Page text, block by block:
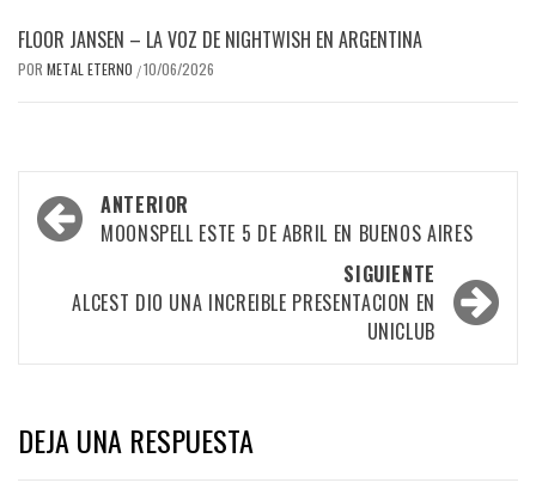
FLOOR JANSEN – LA VOZ DE NIGHTWISH EN ARGENTINA
POR METAL ETERNO /10/06/2026
Navegación
por
entradas
ANTERIOR
MOONSPELL ESTE 5 DE ABRIL EN BUENOS AIRES
SIGUIENTE
ALCEST DIO UNA INCREIBLE PRESENTACION EN
UNICLUB
DEJA UNA RESPUESTA